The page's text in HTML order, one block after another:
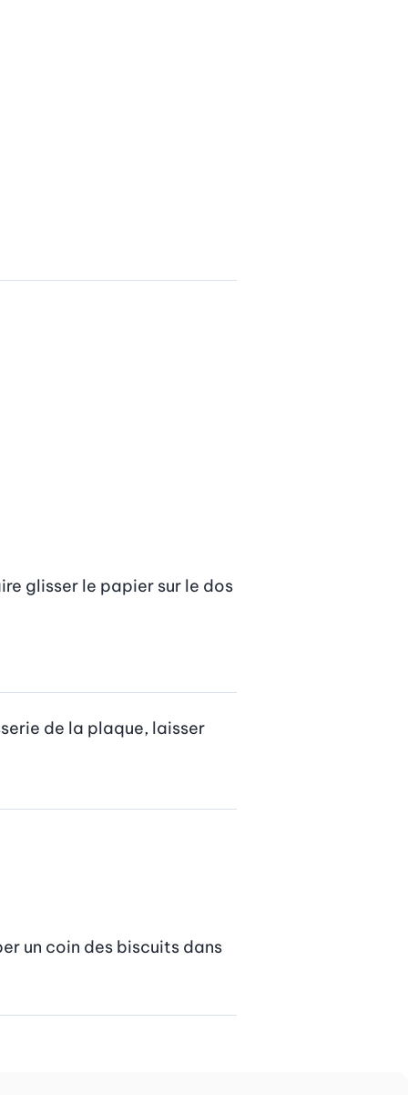
glisser le papier sur le dos
de la plaque, laisser
un coin des biscuits dans